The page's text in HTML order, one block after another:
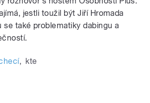
jestli toužil být Jiří Hromada
se také problematiky dabingu a
, kte